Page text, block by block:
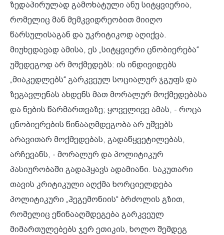
ზედაპირულად გამოხატული ანუ სიტყვიერია,
რომელიც მან მემკვიდრეობით მიიღო
წარსულისაგან და უკრიტიკოდ აღიქვა.
მიუხედავად ამისა, ეს „სიტყვიერი ცნობიერება“
უშედეგოდ არ მოქმედებს: ის ინდივიდებს
„მიაკედლებს“ გარკვეულ სოციალურ ჯგუფს და
ზეგავლენას ახდენს მათ მორალურ მოქმედებასა
და ნების წარმართვაზე; ყოველივე ამას, - როცა
ცნობიერების წინააღმდეგობა არ უშვებს
არავითარ მოქმედებას, გადაწყვეტილებას,
არჩევანს, - მორალურ და პოლიტიკურ
პასიურობაში გადაჰყავს ადამიანი. საკუთარი
თავის კრიტიკული აღქმა ხორციელდება
პოლიტიკური „ჰეგემონიის“ ბრძოლის გზით,
რომელიც ეწინააღმდეგება გარკვეულ
მიმართულებებს ჯერ ეთიკის, ხოლო შემდეგ